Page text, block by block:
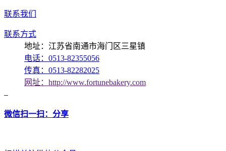
联系我们
联系方式
地址：江苏省南通市海门区三星镇
电话：0513-82355056
传真：0513-82282025
网址：http://www.fortunebakery.com
微信扫一扫：分享